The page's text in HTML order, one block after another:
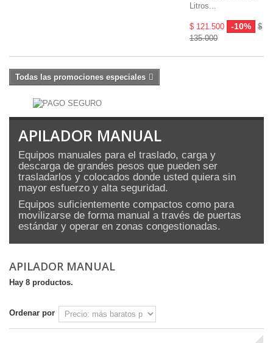
Litros...
$ 121.500 -10%
$
135.000
Todas las promociones especiales
APILADOR MANUAL
Equipos manuales para el traslado, carga y
descarga de grandes pesos que pueden ser
trasladarlos y colocados donde usted quiera sin
mayor esfuerzo y alta seguridad.
Equipos suficientemente compactos como para
movilizarse de forma manual a través de puertas
estándar y operar en zonas congestionadas.
APILADOR MANUAL
Hay 8 productos.
Ordenar por